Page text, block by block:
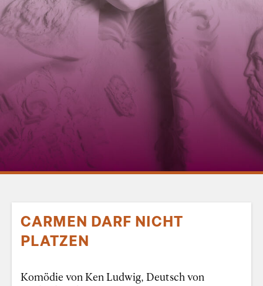
CARMEN DARF NICHT
PLATZEN
Komödie von Ken Ludwig, Deutsch von